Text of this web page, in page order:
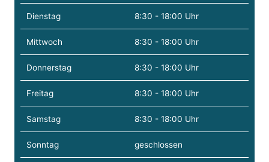
Dienstag 8:30 - 18:00 Uhr
Mittwoch 8:30 - 18:00 Uhr
Donnerstag 8:30 - 18:00 Uhr
Freitag 8:30 - 18:00 Uhr
Samstag 8:30 - 18:00 Uhr
Sonntag geschlossen